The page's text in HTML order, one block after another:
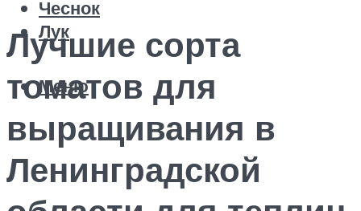
Чеснок
Лук
Меню
Лучшие сорта
томатов для
выращивания в
Ленинградской